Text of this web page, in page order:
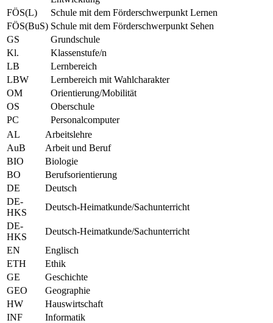
FÖS(L)
Schule mit dem Förderschwerpunkt Lernen
FÖS(BuS) Schule mit dem Förderschwerpunkt Sehen
GS
Grundschule
Kl.
Klassenstufe/n
LB
Lernbereich
LBW
Lernbereich mit Wahlcharakter
OM
Orientierung/Mobilität
OS
Oberschule
PC
Personalcomputer
AL
Arbeitslehre
AuB
Arbeit und Beruf
BIO
Biologie
BO
Berufsorientierung
DE
Deutsch
DE-
HKS
Deutsch-Heimatkunde/Sachunterricht
DE-
HKS
Deutsch-Heimatkunde/Sachunterricht
EN
Englisch
ETH
Ethik
GE
Geschichte
GEO
Geographie
HW
Hauswirtschaft
INF
Informatik